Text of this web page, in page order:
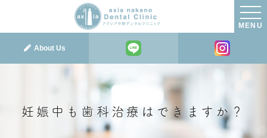
MENU
妊娠中も歯科治療はできますか？
About Us